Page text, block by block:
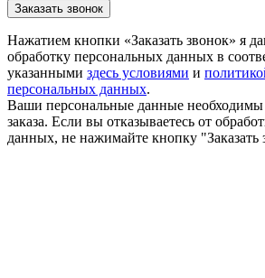
Заказать звонок
Нажатием кнопки «Заказать звонок» я
обработку персональных данных в
указанными здесь условиями и
персональных данных.
Ваши персональные данные необходимы
заказа. Если вы отказываетесь от
данных, не нажимайте кнопку "Заказать